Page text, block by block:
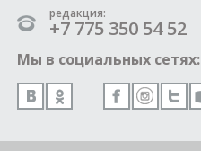
редакция:
+7 775 350 54 52
Мы в социальных сетях: